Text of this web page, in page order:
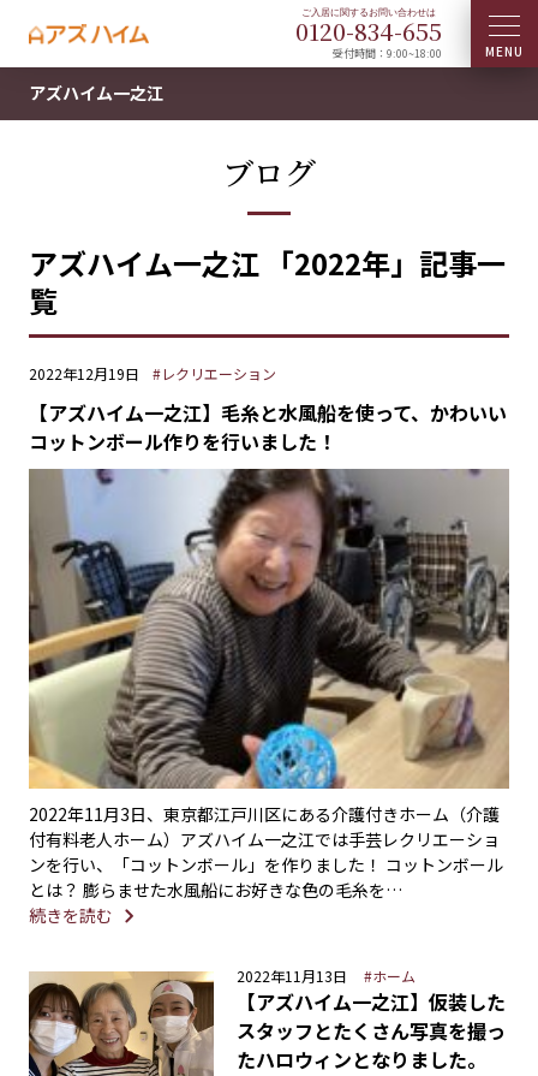
0120-834-655
受付時間：9:00~18:00
アズハイム一之江
ブログ
アズハイム一之江 「2022年」記事一
覧
2022年12月19日 #レクリエーション
【アズハイム一之江】毛糸と水風船を使って、かわいい
コットンボール作りを行いました！
2022年11月3日、東京都江戸川区にある介護付きホーム（介護
付有料老人ホーム）アズハイム一之江では手芸レクリエーショ
ンを行い、「コットンボール」を作りました！ コットンボール
とは？ 膨らませた水風船にお好きな色の毛糸を…
続きを読む
2022年11月13日 #ホーム
【アズハイム一之江】仮装した
スタッフとたくさん写真を撮っ
たハロウィンとなりました。